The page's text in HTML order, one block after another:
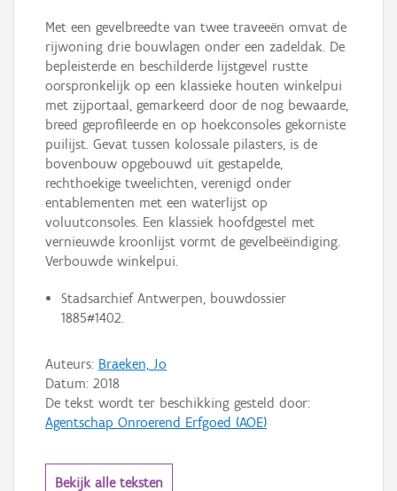
Met een gevelbreedte van twee traveeën omvat de
rijwoning drie bouwlagen onder een zadeldak. De
bepleisterde en beschilderde lijstgevel rustte
oorspronkelijk op een klassieke houten winkelpui
met zijportaal, gemarkeerd door de nog bewaarde,
breed geprofileerde en op hoekconsoles gekorniste
puilijst. Gevat tussen kolossale pilasters, is de
bovenbouw opgebouwd uit gestapelde,
rechthoekige tweelichten, verenigd onder
entablementen met een waterlijst op
voluutconsoles. Een klassiek hoofdgestel met
vernieuwde kroonlijst vormt de gevelbeëindiging.
Verbouwde winkelpui.
Stadsarchief Antwerpen, bouwdossier
1885#1402.
Auteurs: Braeken, Jo
Datum: 2018
De tekst wordt ter beschikking gesteld door:
Agentschap Onroerend Erfgoed (AOE)
Bekijk alle teksten